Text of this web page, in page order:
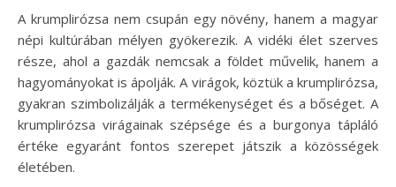
A krumplirózsa nem csupán egy növény, hanem a magyar
népi kultúrában mélyen gyökerezik. A vidéki élet szerves
része, ahol a gazdák nemcsak a földet művelik, hanem a
hagyományokat is ápolják. A virágok, köztük a krumplirózsa,
gyakran szimbolizálják a termékenységet és a bőséget. A
krumplirózsa virágainak szépsége és a burgonya tápláló
értéke egyaránt fontos szerepet játszik a közösségek
életében.